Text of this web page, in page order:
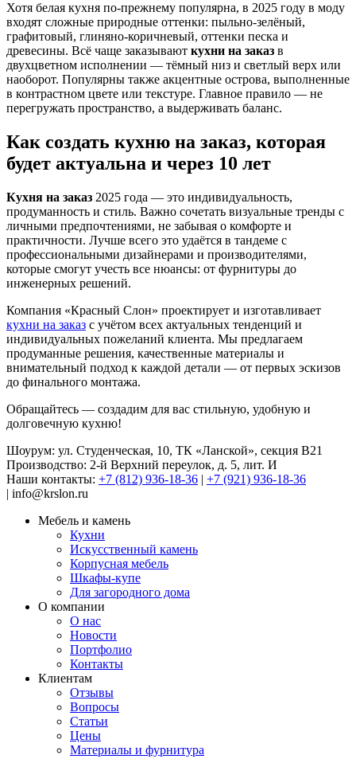
Хотя белая кухня по-прежнему популярна, в 2025 году в моду
входят сложные природные оттенки: пыльно-зелёный,
графитовый, глиняно-коричневый, оттенки песка и
древесины. Всё чаще заказывают кухни на заказ в
двухцветном исполнении — тёмный низ и светлый верх или
наоборот. Популярны также акцентные острова, выполненные
в контрастном цвете или текстуре. Главное правило — не
перегружать пространство, а выдерживать баланс.
Как создать кухню на заказ, которая
будет актуальна и через 10 лет
Кухня на заказ 2025 года — это индивидуальность,
продуманность и стиль. Важно сочетать визуальные тренды с
личными предпочтениями, не забывая о комфорте и
практичности. Лучше всего это удаётся в тандеме с
профессиональными дизайнерами и производителями,
которые смогут учесть все нюансы: от фурнитуры до
инженерных решений.
Компания «Красный Слон» проектирует и изготавливает
кухни на заказ с учётом всех актуальных тенденций и
индивидуальных пожеланий клиента. Мы предлагаем
продуманные решения, качественные материалы и
внимательный подход к каждой детали — от первых эскизов
до финального монтажа.
Обращайтесь — создадим для вас стильную, удобную и
долговечную кухню!
Шоурум: ул. Студенческая, 10, ТК «Ланской», секция В21
Производство: 2-й Верхний переулок, д. 5, лит. И
Наши контакты: +7 (812) 936-18-36 | +7 (921) 936-18-36
| info@krslon.ru
Мебель и камень
Кухни
Искусственный камень
Корпусная мебель
Шкафы-купе
Для загородного дома
О компании
О нас
Новости
Портфолио
Контакты
Клиентам
Отзывы
Вопросы
Статьи
Цены
Материалы и фурнитура